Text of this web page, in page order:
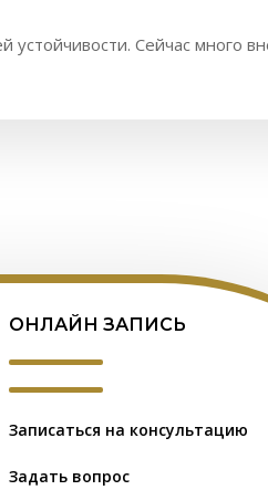
устойчивости. Сейчас много
ОНЛАЙН ЗАПИСЬ
Записаться на консультацию
Задать вопрос